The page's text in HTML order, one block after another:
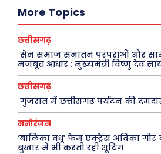
राजनीति
अपराध
सरकारी योजना
मनोरंजन
फ़िल्मी दुनिया
खेल
अजब-ग़ज़ब
धर्म
More Topics
छत्तीसगढ़
सेन समाज सनातन परंपराओं और
मजबूत आधार : मुख्यमंत्री विष्णु देव
छत्तीसगढ़
गुजरात में छत्तीसगढ़ पर्यटन की
मनोरंजन
‘बालिका वधू’ फेम एक्ट्रेस अविका गोर
बुखार में भी करती रहीं शूटिंग